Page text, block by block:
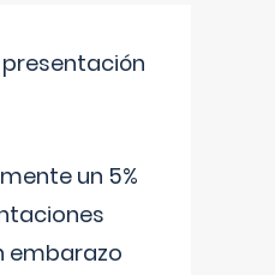
presentación
un 5%
embarazo